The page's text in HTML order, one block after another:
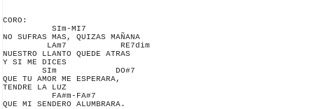
CORO:
          SIm-MI7
NO SUFRAS MAS, QUIZAS MAÑANA
         LAm7           RE7dim
NUESTRO LLANTO QUEDE ATRAS
Y SI ME DICES
        SIm            DO#7
QUE TU AMOR ME ESPERARA,
TENDRE LA LUZ
          FA#m-FA#7
QUE MI SENDERO ALUMBRARA.